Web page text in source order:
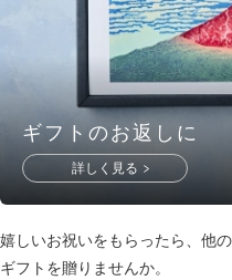
ギフトのお返しに
詳しく見る
嬉しいお祝いをもらったら、他
ギフトを贈りませんか。